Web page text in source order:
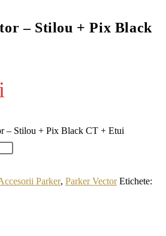
– Stilou + Pix Black
– Stilou + Pix Black CT + Etui
Parker, Parker Vector Etichete: